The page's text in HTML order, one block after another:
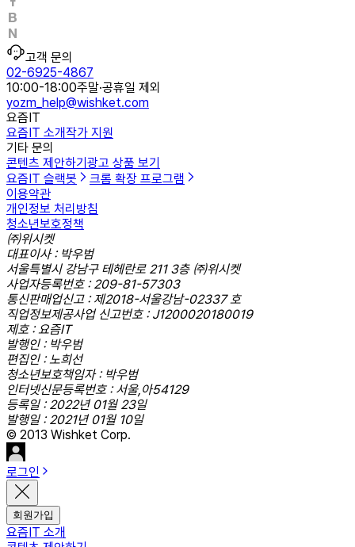
고객 문의
02-6925-4867
10:00-18:00주말·공휴일 제외
yozm_help@wishket.com
요즘IT
요즘IT 소개작가 지원
기타 문의
콘텐츠 제안하기 광고 상품 보기
요즘IT 슬랙봇
크롬 확장 프로그램
이용약관
개인정보 처리방침
청소년보호정책
㈜위시켓
대표이사 : 박우범
서울특별시 강남구 테헤란로 211 3층 ㈜위시켓
사업자등록번호 : 209-81-57303
통신판매업신고 : 제2018-서울강남-02337 호
직업정보제공사업 신고번호 : J1200020180019
제호 : 요즘IT
발행인 : 박우범
편집인 : 노희선
청소년보호책임자 : 박우범
인터넷신문등록번호 : 서울,아54129
등록일 : 2022년 01월 23일
발행일 : 2021년 01월 10일
© 2013 Wishket Corp.
로그인
회원가입
요즘IT 소개